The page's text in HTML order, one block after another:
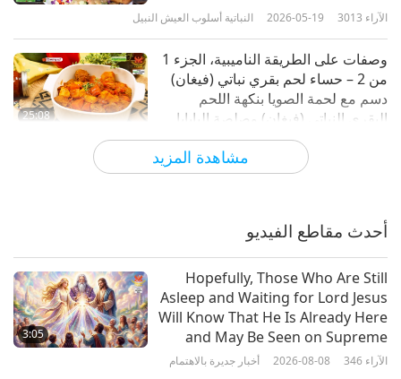
مشاهدة المزيد
النباتية أسلوب العيش النبيل 2026-05-19 3013 الآراء
25:08
وصفات على الطريقة الناميبية، الجزء 1
من 2 – حساء لحم بقري نباتي (فيغان)
دسم مع لحمة الصويا بنكهة اللحم
البقري النباتي (فيغان) وصلصة البابايا
الحلوة الحامضة
النباتية أسلوب العيش النبيل 2026-05-10
الجزء 1 من 2
آيس كريم نباتي (فيغان) لعيد الأم مع جل
بذور الكتان، الجزء 1 من 2 - آيس كريم
نباتي (فيغان) بلون الخوخ الوردي والورد
الأرجواني
أحدث مقاطع الفيديو
3:05
Hopefully, Those Who Are Still
Asleep and Waiting for Lord Jesus
Will Know That He Is Already Here
and May Be Seen on Supreme
Master Television
أخبار جديرة بالاهتمام 2026-08-08 346 الآراء